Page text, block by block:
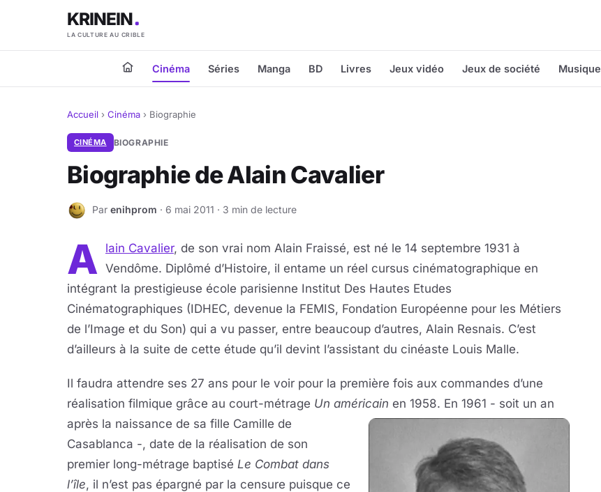
KRINEIN
LA CULTURE AU CRIBLE
Cinéma Séries Manga BD Livres Jeux vidéo Jeux de société Musique
Accueil › Cinéma › Biographie
CINÉMA BIOGRAPHIE
Biographie de Alain Cavalier
E Par enihprom · 6 mai 2011 · 3 min de lecture
A lain Cavalier, de son vrai nom Alain Fraissé, est né le 14 septembre 1931 à
Vendôme. Diplômé d’Histoire, il entame un réel cursus cinématographique en
intégrant la prestigieuse école parisienne Institut Des Hautes Etudes
Cinématographiques (IDHEC, devenue la FEMIS, Fondation Européenne pour les Métiers
de l’Image et du Son) qui a vu passer, entre beaucoup d’autres, Alain Resnais. C’est
d’ailleurs à la suite de cette étude qu’il devint l’assistant du cinéaste Louis Malle.
Il faudra attendre ses 27 ans pour le voir pour la première fois aux commandes d’une
réalisation filmique grâce au court-métrage Un américain en 1958. En 1961 - soit un an
après la naissance de sa fille Camille de
Casablanca -, date de la réalisation de son
premier long-métrage baptisé Le Combat dans
l’île, il n’est pas épargné par la censure puisque ce